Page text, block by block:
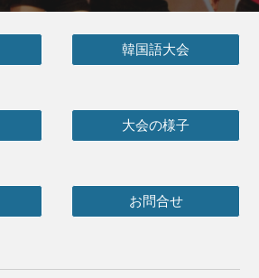
韓国語大会
大会の様子
お問合せ